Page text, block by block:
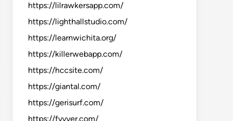
https://lilrawkersapp.com/
https://lighthallstudio.com/
https://learnwichita.org/
https://killerwebapp.com/
https://hccsite.com/
https://giantal.com/
https://gerisurf.com/
https://fyvver.com/